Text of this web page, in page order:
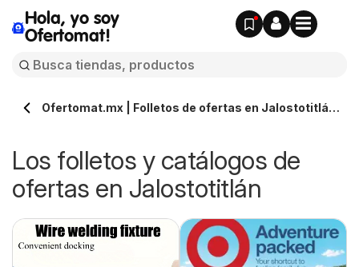
Hola, yo soy
Ofertomat!
Ofertomat.mx | Folletos de ofertas en Jalostotitlán
Los folletos y catálogos de
ofertas en Jalostotitlán